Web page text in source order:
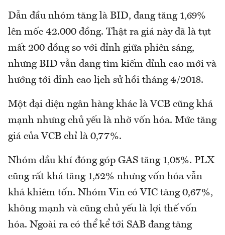
Dẫn đầu nhóm tăng là BID, đang tăng 1,69%
lên mốc 42.000 đồng. Thật ra giá này đã là tụt
mất 200 đồng so với đỉnh giữa phiên sáng,
nhưng BID vẫn đang tìm kiếm đỉnh cao mới và
hướng tới đỉnh cao lịch sử hồi tháng 4/2018.
Một đại diện ngân hàng khác là VCB cũng khá
mạnh nhưng chủ yếu là nhờ vốn hóa. Mức tăng
giá của VCB chỉ là 0,77%.
Nhóm dầu khí đóng góp GAS tăng 1,05%. PLX
cũng rất khá tăng 1,52% nhưng vốn hóa vẫn
khá khiêm tốn. Nhóm Vin có VIC tăng 0,67%,
không mạnh và cũng chủ yếu là lợi thế vốn
hóa. Ngoài ra có thể kể tới SAB đang tăng